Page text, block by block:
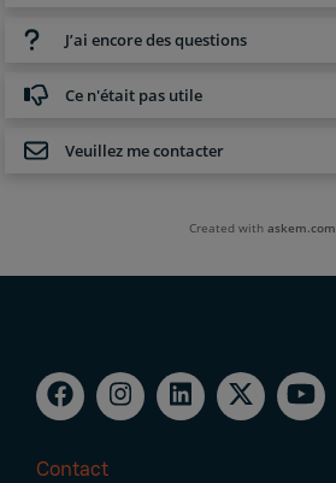
J’ai encore des questions
Ce n'était pas utile
Veuillez me contacter
Created withaskem.com
Contact